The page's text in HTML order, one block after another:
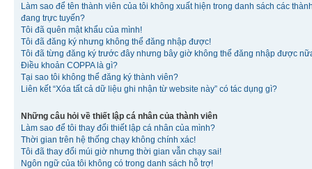
Làm sao để tên thành viên của tôi không xuất hiện trong danh sách các
đang trực tuyến?
Tôi đã quên mật khẩu của mình!
Tôi đã đăng ký nhưng không thể đăng nhập được!
Tôi đã từng đăng ký trước đây nhưng bây giờ không thể đăng nhập được
Điều khoản COPPA là gì?
Tại sao tôi không thể đăng ký thành viên?
Liên kết “Xóa tất cả dữ liệu ghi nhận từ website này” có tác dụng gì?
Những câu hỏi về thiết lập cá nhân của thành viên
Làm sao để tôi thay đổi thiết lập cá nhân của mình?
Thời gian trên hệ thống chạy không chính xác!
Tôi đã thay đổi múi giờ nhưng thời gian vẫn chạy sai!
Ngôn ngữ của tôi không có trong danh sách hỗ trợ!